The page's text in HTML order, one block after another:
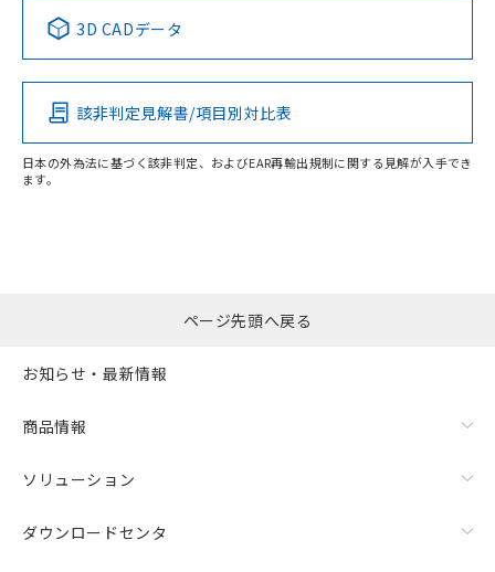
この製品の規格認証/適合状況ページへ
その他の認証はこちらのページからご検索ください
3D CADデータ
該非判定見解書/項目別対比表
日本の外為法に基づく該非判定、およびEAR再輸出規制に関する見解が入手でき
ます。
ページ先頭へ戻る
お知らせ・最新情報
商品情報
ソリューション
ダウンロードセンタ